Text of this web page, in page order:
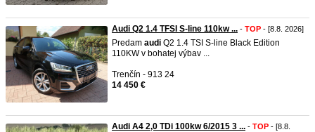
Audi Q2 1.4 TFSI S-line 110kw ... - TOP - [8.8. 2026]
Predam audi Q2 1.4 TSI S-line Black Edition
110KW v bohatej výbav ...
Trenčín - 913 24
14 450 €
Audi A4 2,0 TDi 100kw 6/2015 3 ... - TOP - [8.8.